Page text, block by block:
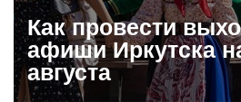
Как провести
афиши Иркутска
августа